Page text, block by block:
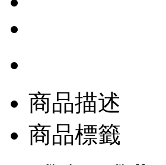
商品描述
商品標籤